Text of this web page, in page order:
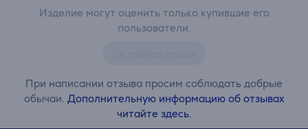
Изделие могут оценить только купившие его
пользователи.
При написании отзыва просим соблюдать добрые
обычаи. Дополнительную информацию об отзывах
читайте здесь.